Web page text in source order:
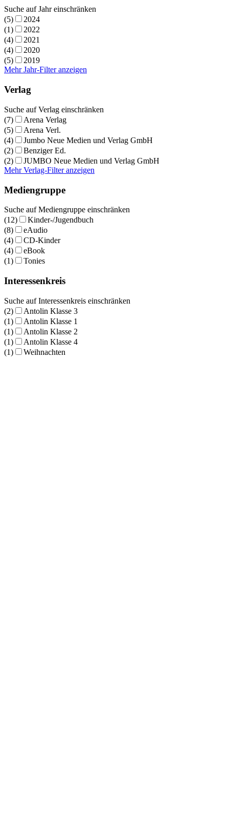
Suche auf Jahr einschränken
(5)
2024
(1)
2022
(4)
2021
(4)
2020
(5)
2019
Mehr Jahr-Filter anzeigen
Verlag
Suche auf Verlag einschränken
(7)
Arena Verlag
(5)
Arena Verl.
(4)
Jumbo Neue Medien und Verlag GmbH
(2)
Benziger Ed.
(2)
JUMBO Neue Medien und Verlag GmbH
Mehr Verlag-Filter anzeigen
Mediengruppe
Suche auf Mediengruppe einschränken
(12)
Kinder-/Jugendbuch
(8)
eAudio
(4)
CD-Kinder
(4)
eBook
(1)
Tonies
Interessenkreis
Suche auf Interessenkreis einschränken
(2)
Antolin Klasse 3
(1)
Antolin Klasse 1
(1)
Antolin Klasse 2
(1)
Antolin Klasse 4
(1)
Weihnachten